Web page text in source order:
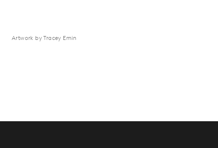
Artwork by Tracey Emin